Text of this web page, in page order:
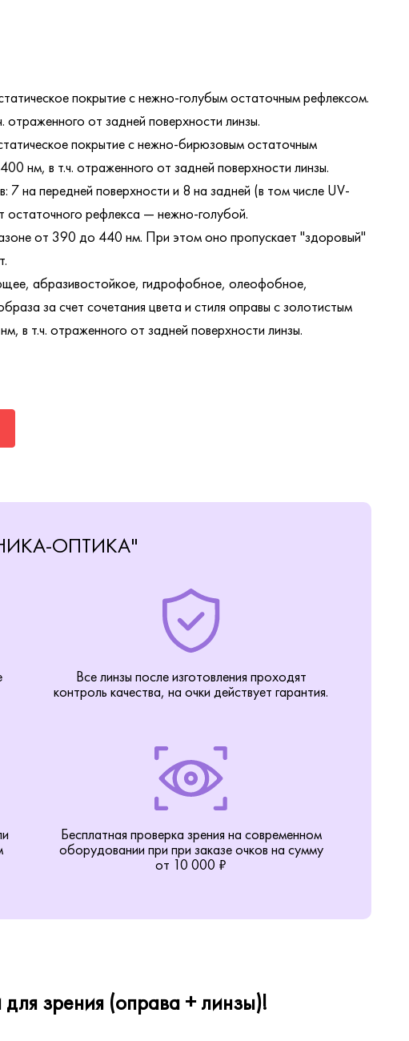
покрытие с нежно-голубым остаточным рефлексом.
от задней поверхности линзы.
покрытие с нежно-бирюзовым остаточным
нм, в т.ч. отраженного от задней поверхности линзы.
на передней поверхности и 8 на задней (в том числе UV-
остаточного рефлекса — нежно-голубой.
от 390 до 440 нм. При этом оно пропускает "здоровый"
абразивостойкое, гидрофобное, олеофобное,
за счет сочетания цвета и стиля оправы с золотистым
в т.ч. отраженного от задней поверхности линзы.
ОПТИКА"
Все линзы после изготовления проходят
контроль качества, на очки действует гарантия.
Бесплатная проверка зрения на современном
оборудовании при при заказе очков на сумму
от 10 000 ₽
зрения (оправа + линзы)!